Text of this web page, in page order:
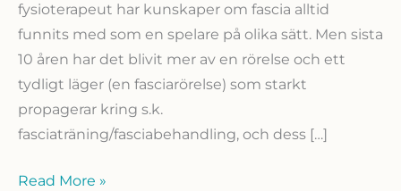
fysioterapeut har kunskaper om fascia alltid
funnits med som en spelare på olika sätt. Men sista
10 åren har det blivit mer av en rörelse och ett
tydligt läger (en fasciarörelse) som starkt
propagerar kring s.k.
fasciaträning/fasciabehandling, och dess […]
Fascia
Read More »